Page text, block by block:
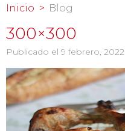
Inicio Blog
300×300
Publicado el 9 febrero, 2022